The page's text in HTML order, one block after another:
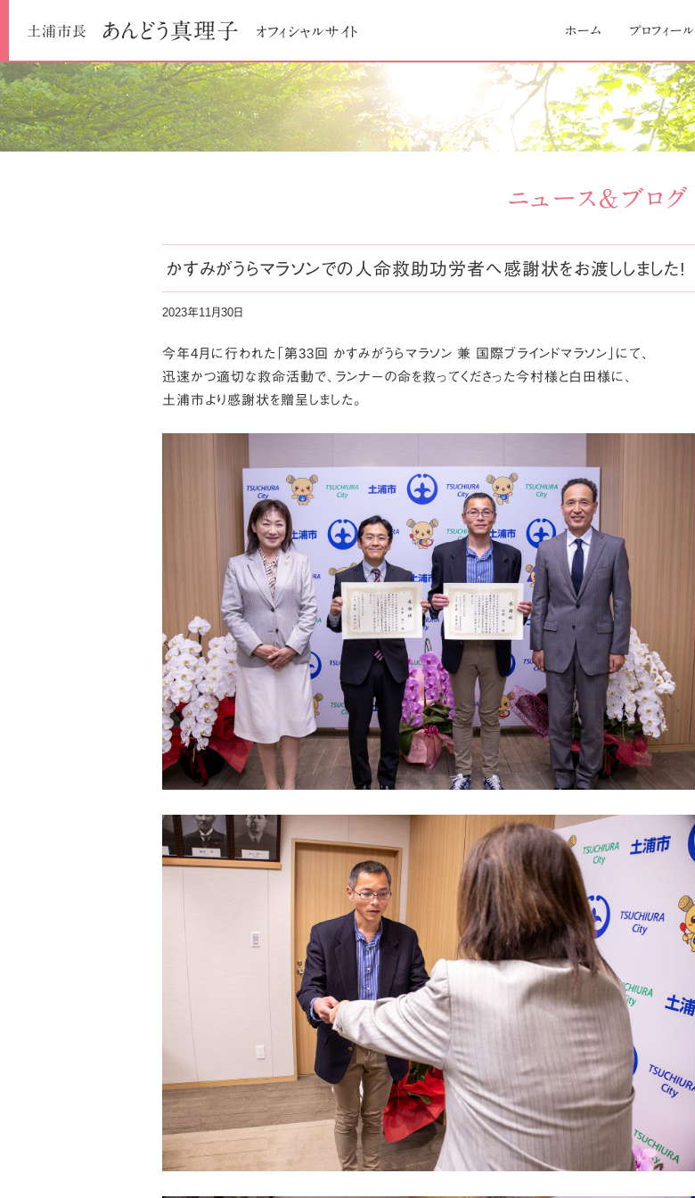
土浦市長 あんどう真理子 オフィシャルサイト
to
ホーム プロフィール
ニュース＆ブログ
かすみがうらマラソンでの人命救助功労者へ感謝状をお渡ししました!
2023年11月30日
今年4月に行われた「第33回 かすみがうらマラソン 兼 国際ブラインドマラソン」にて、
迅速かつ適切な救命活動で、ランナーの命を救ってくださった今村様と白田様に、
土浦市より感謝状を贈呈しました。